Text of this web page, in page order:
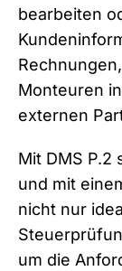
bearbeiten
Monteuren
externen
Mit DMS P.2
und mit
nicht nur
um die